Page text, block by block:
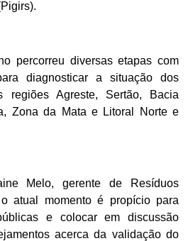
percorreu diversas etapas com
diagnosticar a situação dos
regiões Agreste, Sertão, Bacia
Zona da Mata e Litoral Norte e
Melo, gerente de Resíduos
atual momento é propício para
e colocar em discussão
acerca da validação do